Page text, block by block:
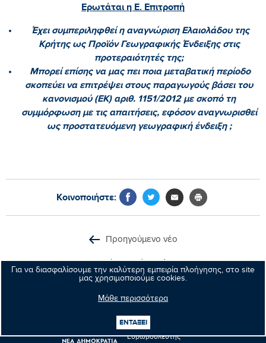
Για να διασφαλίσουμε την καλύτερη εμπειρία πλοήγησης, στο site
μας χρησιμοποιούμε cookies.
Μάθε περισσότερα
ΕΝΤΑΞΕΙ
Ερωτάται η Ε. Επιτροπή
Έχει συμπεριληφθεί η αναγνώριση Ελαιολάδου της
Κρήτης ως Προϊόν Γεωγραφικής Ένδειξης στις
προτεραιότητές της;
Μπορεί επίσης να μας πει ποια μεταβατική περίοδο
σκοπεύει να επιτρέψει στους παραγωγούς βάσει του
κανονισμού (ΕΚ) αριθ. 1151/2012 με σκοπό τη
συμμόρφωση με τις απαιτήσεις, εφόσον αναγνωρισθεί
ως προστατευόμενη γεωγραφική ένδειξη ;
Κοινοποιήστε:
Προηγούμενο νέο
Επόμενο νέο
Μανώλης
Κεφαλογιάννης
Ευρωβουλευτής